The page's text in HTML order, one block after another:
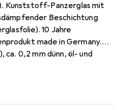
Kunststoff-Panzerglas mit
Beschichtung
10 Jahre
made in Germany.
ca. 0,2 mm dünn, öl- und
A7 WiFi, blasenfrei und kann